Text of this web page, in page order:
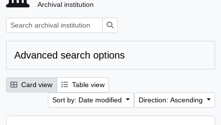
Archival institution
Advanced search options
Card view
Table view
Sort by: Date modified
Direction: Ascending